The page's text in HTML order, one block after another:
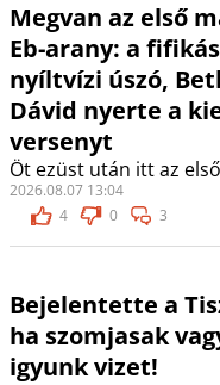
Megvan az első
Eb-arany: a fifikás
nyíltvízi úszó,
Dávid nyerte a
versenyt
Öt ezüst után itt az
2026.08.07 13:04
4
0 3
Bejelentette a
ha szomjasak
igyunk vizet!